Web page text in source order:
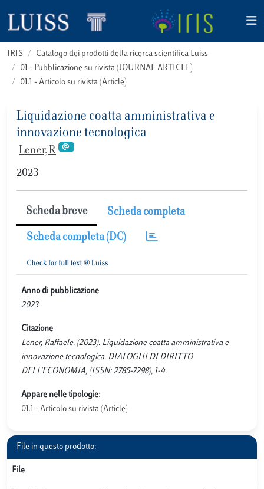
IRIS
Catalogo dei prodotti della ricerca scientifica Luiss
01 - Pubblicazione su rivista (JOURNAL ARTICLE)
01.1 - Articolo su rivista (Article)
Liquidazione coatta amministrativa e
innovazione tecnologica
Lener, R
2023
Scheda breve Scheda completa
Scheda completa (DC)
Anno di pubblicazione
2023
Citazione
Lener, Raffaele. (2023). Liquidazione coatta amministrativa e
innovazione tecnologica. DIALOGHI DI DIRITTO
DELL'ECONOMIA, (ISSN: 2785-7298), 1-4.
Appare nelle tipologie:
01.1 - Articolo su rivista (Article)
File in questo prodotto:
File